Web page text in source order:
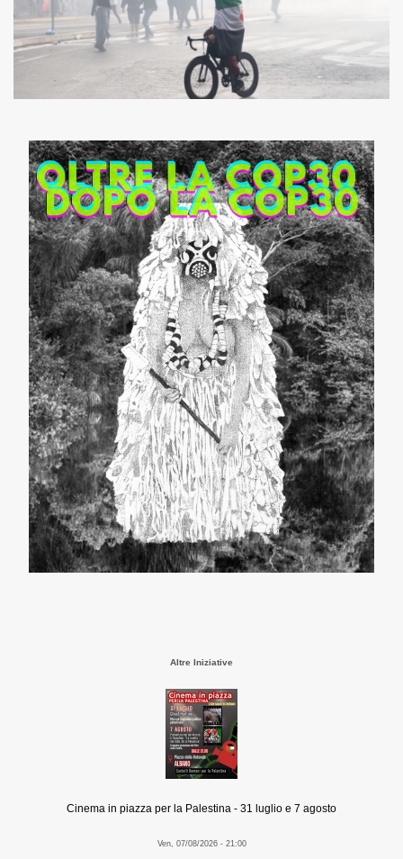
Altre Iniziative
Cinema in piazza per la Palestina - 31 luglio e 7 agosto
Ven, 07/08/2026 - 21:00